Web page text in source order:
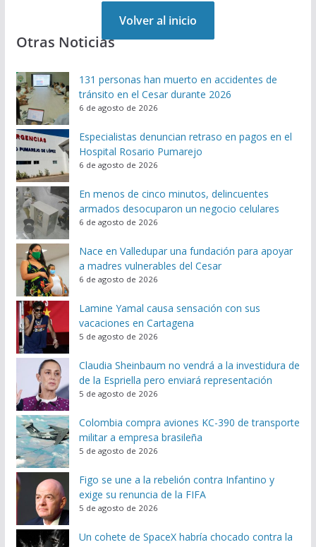
Volver al inicio
Otras Noticias
131 personas han muerto en accidentes de
tránsito en el Cesar durante 2026
6 de agosto de 2026
Especialistas denuncian retraso en pagos en el
Hospital Rosario Pumarejo
6 de agosto de 2026
En menos de cinco minutos, delincuentes
armados desocuparon un negocio celulares
6 de agosto de 2026
Nace en Valledupar una fundación para apoyar
a madres vulnerables del Cesar
6 de agosto de 2026
Lamine Yamal causa sensación con sus
vacaciones en Cartagena
5 de agosto de 2026
Claudia Sheinbaum no vendrá a la investidura de
de la Espriella pero enviará representación
5 de agosto de 2026
Colombia compra aviones KC-390 de transporte
militar a empresa brasileña
5 de agosto de 2026
Figo se une a la rebelión contra Infantino y
exige su renuncia de la FIFA
5 de agosto de 2026
Un cohete de SpaceX habría chocado contra la